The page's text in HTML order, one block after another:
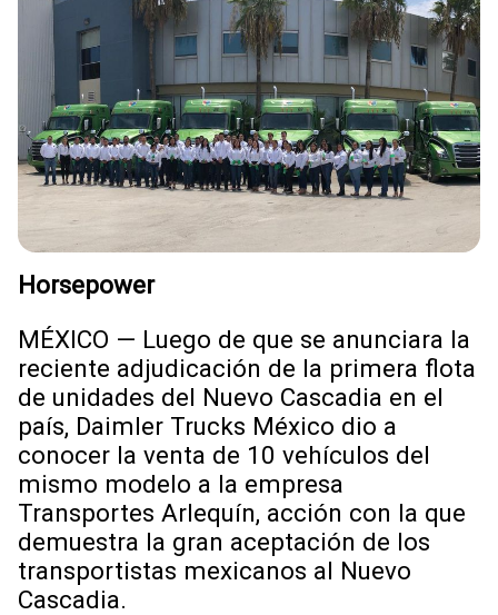
Horsepower
MÉXICO — Luego de que se anunciara la
reciente adjudicación de la primera flota
de unidades del Nuevo Cascadia en el
país, Daimler Trucks México dio a
conocer la venta de 10 vehículos del
mismo modelo a la empresa
Transportes Arlequín, acción con la que
demuestra la gran aceptación de los
transportistas mexicanos al Nuevo
Cascadia.